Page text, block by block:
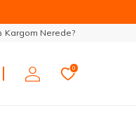
Kargom Nerede?
0